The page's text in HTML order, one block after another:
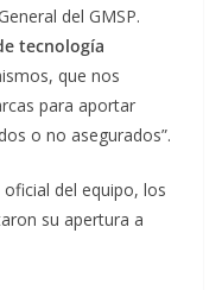
del GMSP.
tecnología
que nos
para aportar
o no asegurados”.
del equipo, los
su apertura a